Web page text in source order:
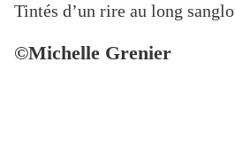
Tintés d’un rire au long
©Michelle Grenier